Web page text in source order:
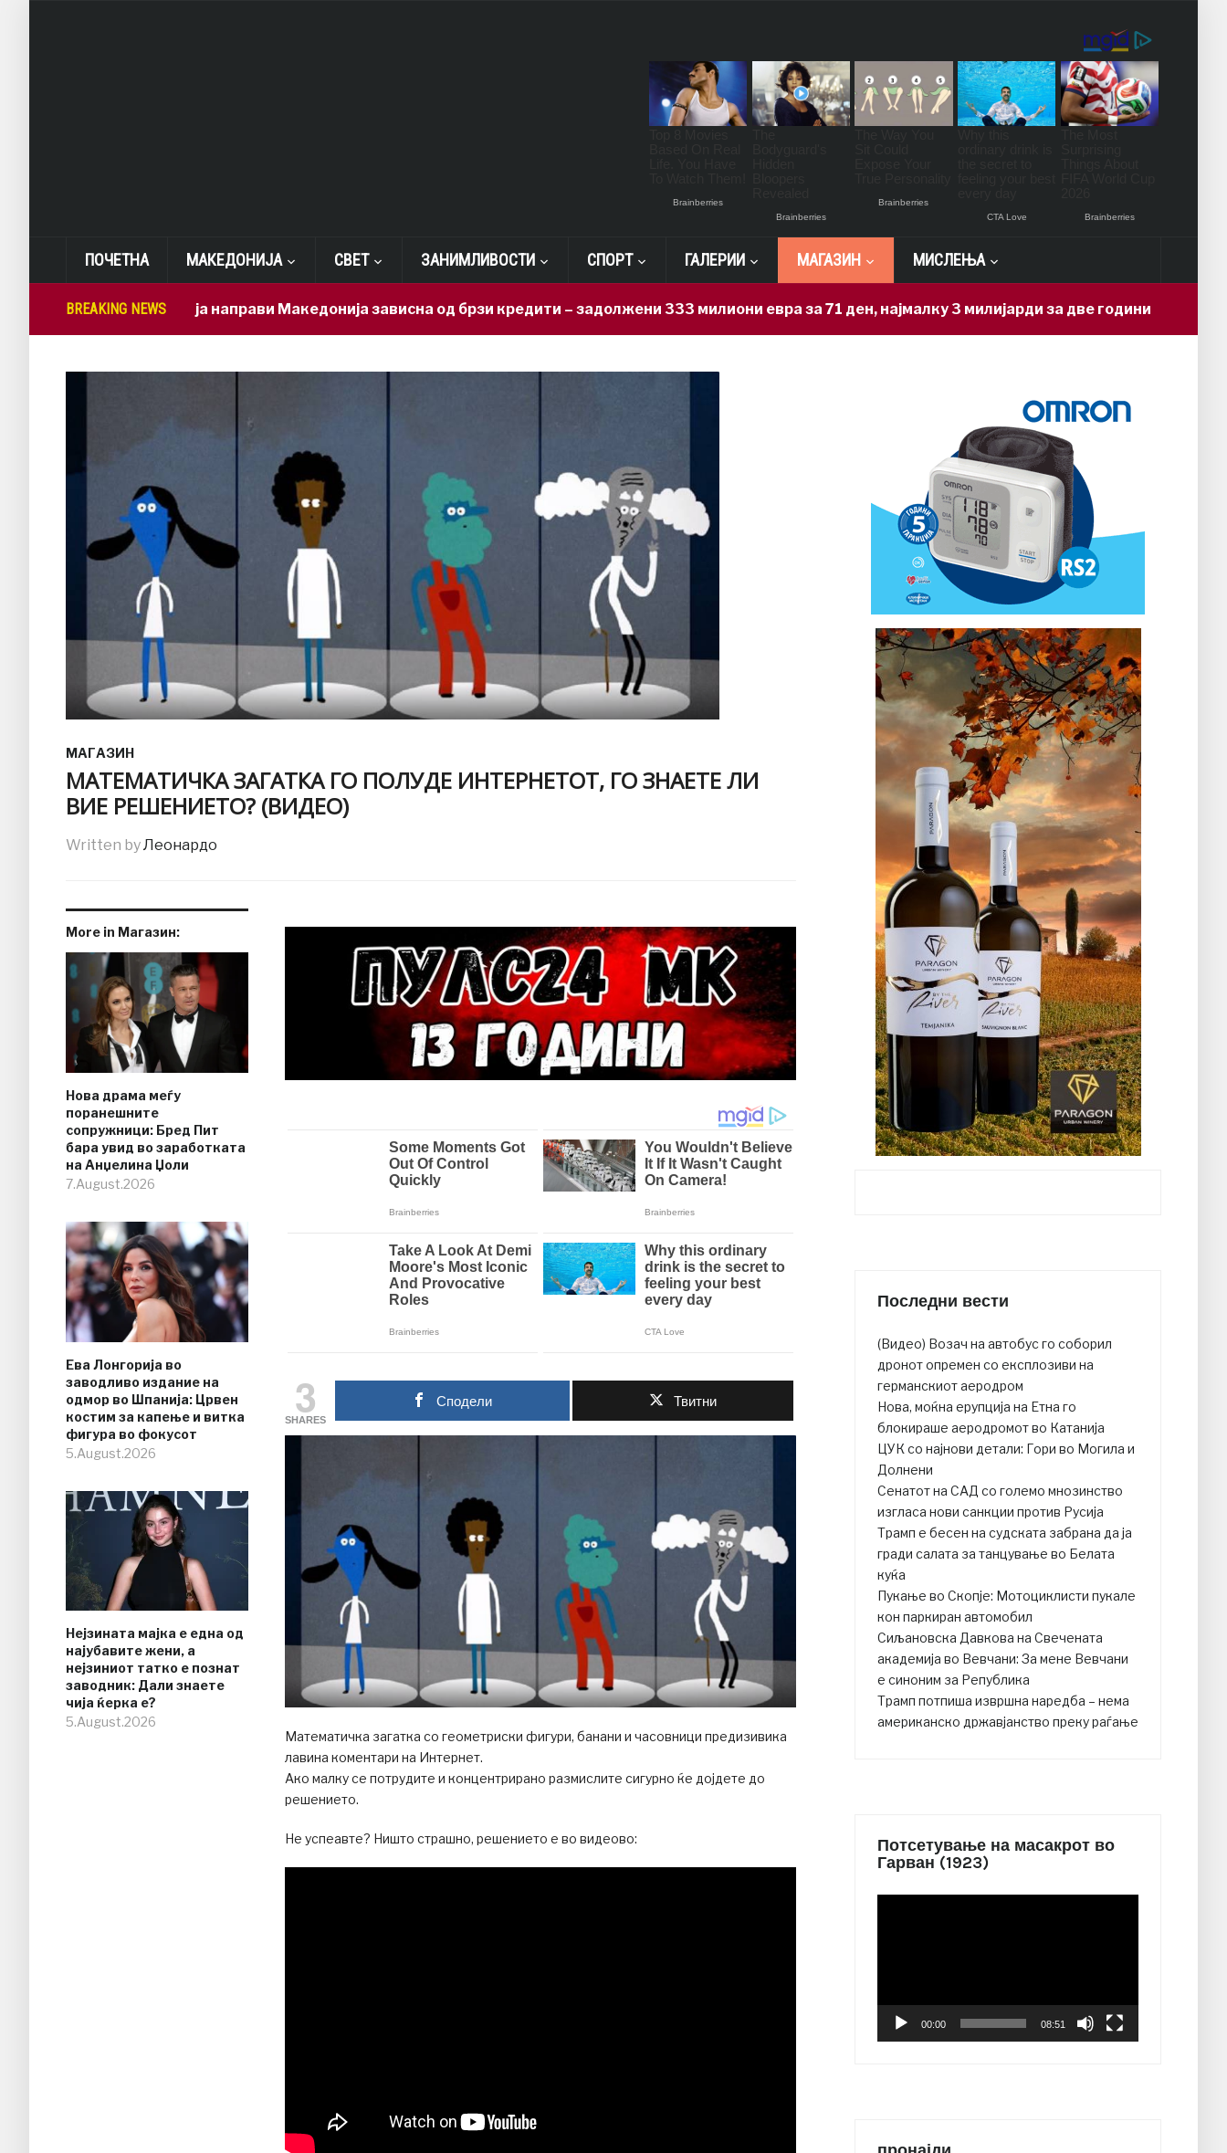
ПОЧЕТНА МАКЕДОНИЈА СВЕТ ЗАНИМЛИВОСТИ СПОРТ ГАЛЕРИИ МАГАЗИН МИСЛЕЊА
BREAKING NEWS
Мицкоски ја направи Македонија зависна од брзи кредити – задолжени 333 милиони евра за 71 ден, најмалку 3 милијарди за две години 13 hours ago
МАГАЗИН
МАТЕМАТИЧКА ЗАГАТКА ГО ПОЛУДЕ ИНТЕРНЕТОТ, ГО ЗНАЕТЕ ЛИ
ВИЕ РЕШЕНИЕТО? (ВИДЕО)
Written byЛеонардо
More in Магазин:
Нова драма меѓу
поранешните
сопружници: Бред Пит
бара увид во заработката
на Анџелина Џоли
7.August.2026
Ева Лонгорија во
заводливо издание на
одмор во Шпанија: Црвен
костим за капење и витка
фигура во фокусот
5.August.2026
Нејзината мајка е една од
најубавите жени, а
нејзиниот татко е познат
заводник: Дали знаете
чија ќерка е?
5.August.2026
3
SHARES
Сподели Твитни
Математичка загатка со геометриски фигури, банани и часовници предизивика
лавина коментари на Интернет.
Ако малку се потрудите и концентрирано размислите сигурно ќе дојдете до
решението.
Не успеавте? Ништо страшно, решението е во видеово:
Последни вести
(Видео) Возач на автобус го соборил
дронот опремен со експлозиви на
германскиот аеродром
Нова, моќна ерупција на Етна го
блокираше аеродромот во Катанија
ЦУК со најнови детали: Гори во Могила и
Долнени
Сенатот на САД со големо мнозинство
изгласа нови санкции против Русија
Трамп е бесен на судската забрана да ја
гради салата за танцување во Белата
куќа
Пукање во Скопје: Мотоциклисти пукале
кон паркиран автомобил
Сиљановска Давкова на Свечената
академија во Вевчани: За мене Вевчани
е синоним за Република
Трамп потпиша извршна наредба – нема
американско државјанство преку раѓање
Потсетување на масакрот во
Гарван (1923)
00:00 08:51